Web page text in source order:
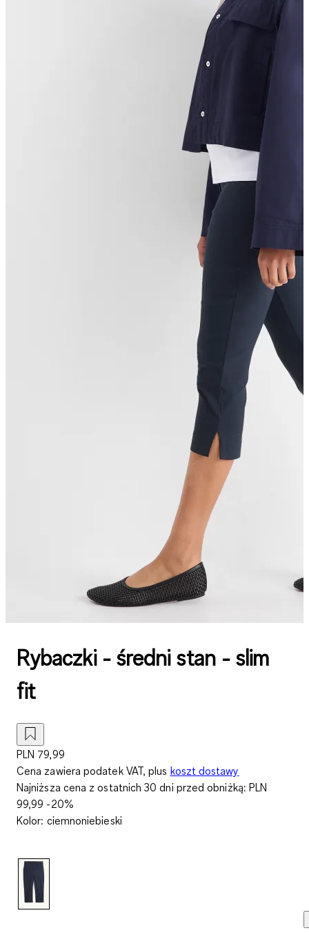
Rybaczki - średni stan - slim
fit
PLN 79,99
Cena zawiera podatek VAT, plus koszt dostawy
Najniższa cena z ostatnich 30 dni przed obniżką: PLN
99,99 -20%
Kolor: ciemnoniebieski